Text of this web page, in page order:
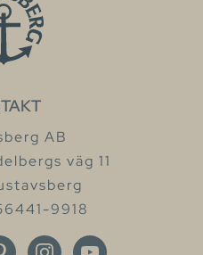
AB
väg 11
9918